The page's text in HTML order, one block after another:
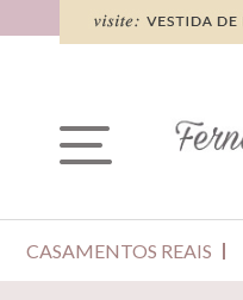
CASAMENTOS REAIS